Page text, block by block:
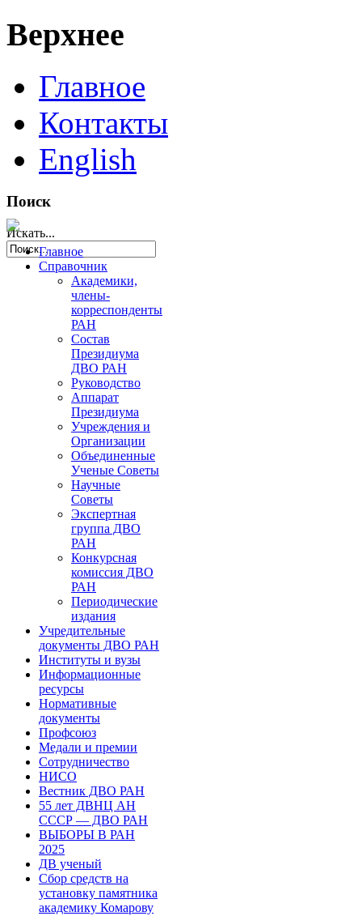
Верхнее
Главное
Контакты
English
Поиск
Искать...
Главное
Справочник
Академики,
члены-
корреспонденты
РАН
Состав
Президиума
ДВО РАН
Руководство
Аппарат
Президиума
Учреждения и
Организации
Объединенные
Ученые Советы
Научные
Советы
Экспертная
группа ДВО
РАН
Конкурсная
комиссия ДВО
РАН
Периодические
издания
Учредительные
документы ДВО РАН
Институты и вузы
Информационные
ресурсы
Нормативные
документы
Профсоюз
Медали и премии
Сотрудничество
НИСО
Вестник ДВО РАН
55 лет ДВНЦ АН
СССР — ДВО РАН
ВЫБОРЫ В РАН
2025
ДВ ученый
Сбор средств на
установку памятника
академику Комарову